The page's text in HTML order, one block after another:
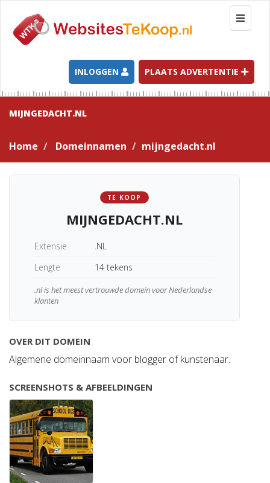
T
o
g
l
e
n
a
t
INLOGGEN PLAATS ADVERTENTIE
MIJNGEDACHT.NL
Home Domeinnamen mijngedacht.nl
TE KOOP
MIJNGEDACHT.NL
Extensie
.NL
Lengte
14 tekens
.nl is het meest vertrouwde domein voor Nederlandse
klanten
OVER DIT DOMEIN
Algemene domeinnaam voor blogger of kunstenaar.
SCREENSHOTS & AFBEELDINGEN